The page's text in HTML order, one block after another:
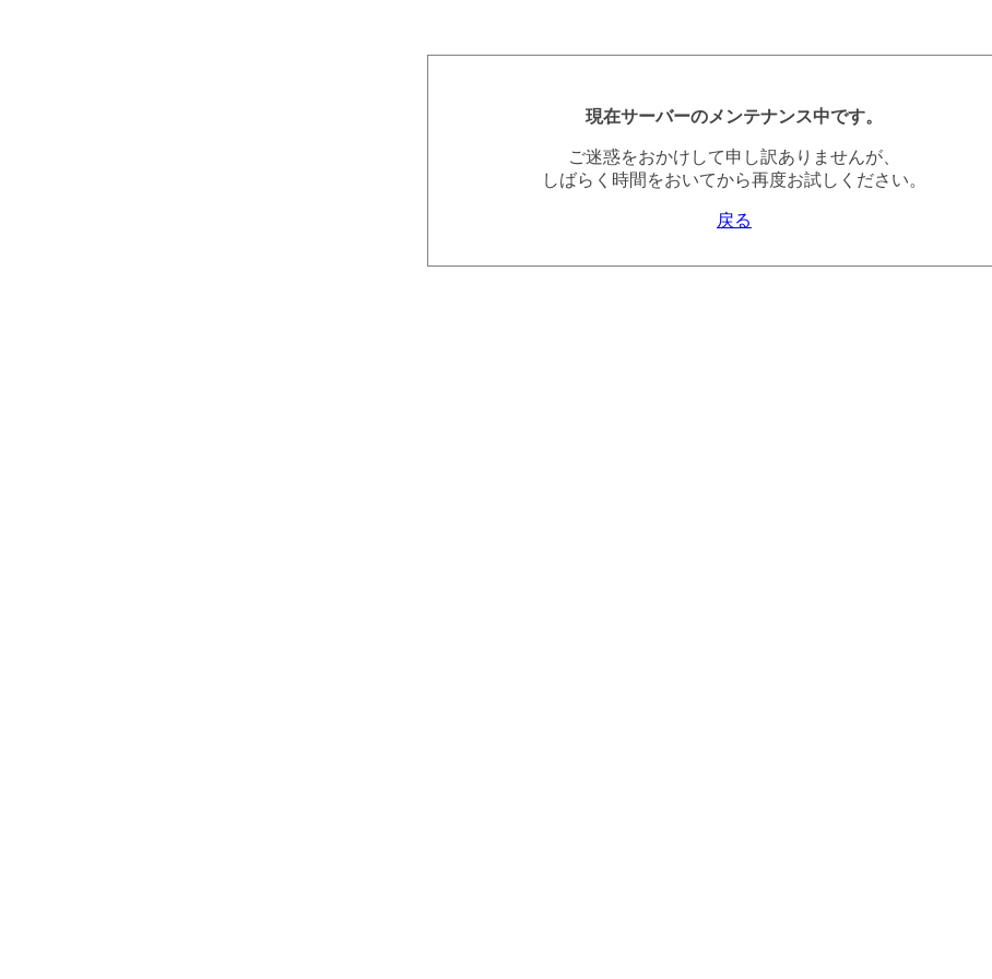
現在サーバーのメンテナンス中です。
ご迷惑をおかけして申し訳ありませんが、
しばらく時間をおいてから再度お試しください。
戻る